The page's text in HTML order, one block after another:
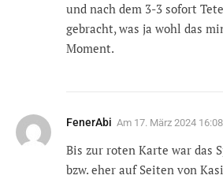
und nach dem 3-3 sofort
gebracht, was ja wohl das
Moment.
FenerAbi Am 17. März 2024 16:08
Bis zur roten Karte war das
bzw. eher auf Seiten von